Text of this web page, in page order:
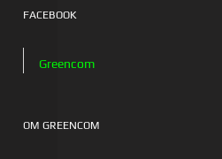
FACEBOOK
Greencom
OM GREENCOM